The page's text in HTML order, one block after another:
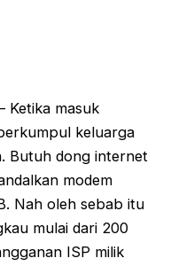
Ketika masuk
keluarga
Butuh dong internet
modem
Nah oleh sebab itu
mulai dari 200
ISP milik